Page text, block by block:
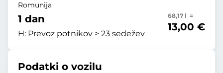
Romunija
1 dan
H: Prevoz potnikov > 23 sedežev
68,17 l =
13,00 €
Podatki o vozilu